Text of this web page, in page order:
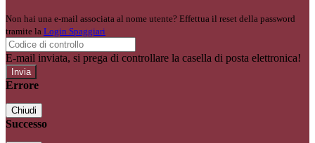
Non hai una e-mail associata al nome utente? Effettua il reset della password
tramite la Login Spaggiari
E-mail inviata, si prega di controllare la casella di posta elettronica!
Errore
Chiudi
Successo